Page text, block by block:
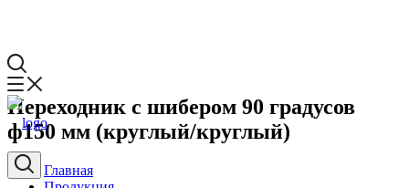
Переходник с шибером 90 градусов
ф150 мм (круглый/круглый)
Главная